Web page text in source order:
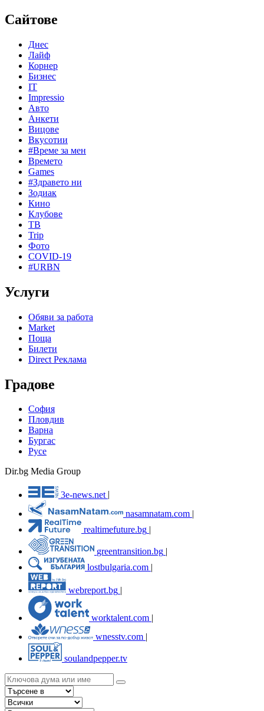
Сайтове
Днес
Лайф
Корнер
Бизнес
IT
Impressio
Авто
Анкети
Вицове
Вкусотии
#Време за мен
Времето
Games
#Здравето ни
Зодиак
Кино
Клубове
ТВ
Trip
Фото
COVID-19
#URBN
Услуги
Обяви за работа
Market
Поща
Билети
Direct Реклама
Градове
София
Пловдив
Варна
Бургас
Русе
Dir.bg Media Group
3e-news.net
nasamnatam.com |
realtimefuture.bg |
greentransition.bg |
lostbulgaria.com |
webreport.bg
worktalent.com |
wnesstv.com |
soulandpepper.tv